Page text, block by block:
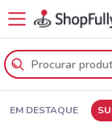
EM DESTAQUE